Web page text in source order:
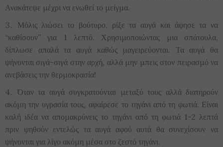
Ανακάτεψε μέχρι να ενωθεί το μείγμα.
Μόλις λιώσει το βούτυρο, ρίξε τα αυγά και άφησε τα να
“καθίσουν” για 1 λεπτό. Χρησιμοποιώντας μια σπάτουλα,
δίπλωσε απαλά τα αυγά καθώς μαγειρεύονται. Τα αυγά θα
ψήνονται σιγά-σιγά στην αρχή, αλλά μην μπεις στον πειρασμό να
ανεβάσεις την θερμοκρασία!
Όταν τα αυγά συγκρατούνται μεταξύ τους αλλά διατηρούν
ακόμη την υγρασία τους, αφαίρεσε το τηγάνι από τη φωτιά. Είναι
καλή ιδέα να απομακρύνεις το τηγάνι από τη φωτιά 1-2 λεπτά
πριν ψηθούν εντελώς τα αυγά αφού αυτά θα συνεχίσουν να
ψήνονται για λίγο ακόμη μέσα στο ζεστό τηγάνι.